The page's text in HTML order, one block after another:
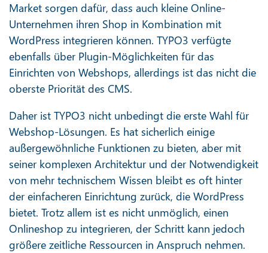
Market sorgen dafür, dass auch kleine Online-
Unternehmen ihren Shop in Kombination mit
WordPress integrieren können. TYPO3 verfügte
ebenfalls über Plugin-Möglichkeiten für das
Einrichten von Webshops, allerdings ist das nicht die
oberste Priorität des CMS.
Daher ist TYPO3 nicht unbedingt die erste Wahl für
Webshop-Lösungen. Es hat sicherlich einige
außergewöhnliche Funktionen zu bieten, aber mit
seiner komplexen Architektur und der Notwendigkeit
von mehr technischem Wissen bleibt es oft hinter
der einfacheren Einrichtung zurück, die WordPress
bietet. Trotz allem ist es nicht unmöglich, einen
Onlineshop zu integrieren, der Schritt kann jedoch
größere zeitliche Ressourcen in Anspruch nehmen.